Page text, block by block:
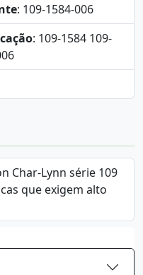
: 109-1584-006
: 109-1584 109-
Char-Lynn série 109
que exigem alto